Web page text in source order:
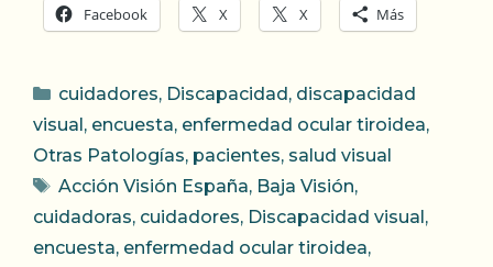
Facebook X X Más
Categorías
cuidadores, Discapacidad , discapacidad
visual , encuesta, enfermedad ocular tiroidea,
Otras Patologías, pacientes, salud visual
Etiquetas
Acción Visión España, Baja Visión,
cuidadoras, cuidadores, Discapacidad visual ,
encuesta, enfermedad ocular tiroidea,